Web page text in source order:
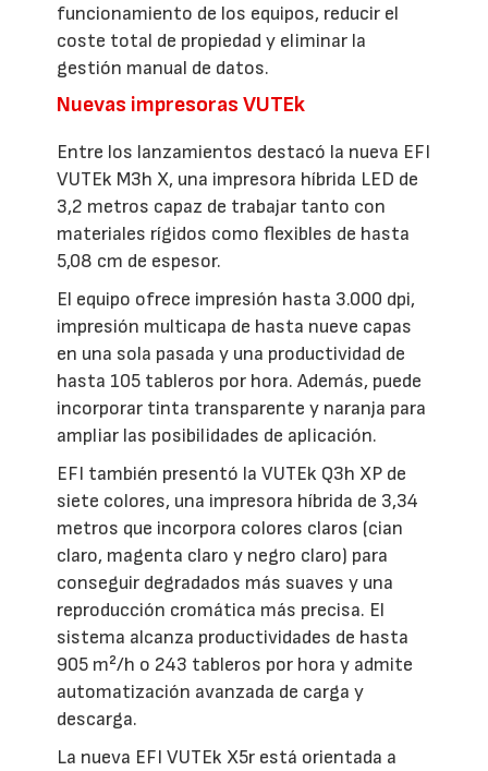
funcionamiento de los equipos, reducir el
coste total de propiedad y eliminar la
gestión manual de datos.
Nuevas impresoras VUTEk
Entre los lanzamientos destacó la nueva EFI
VUTEk M3h X, una impresora híbrida LED de
3,2 metros capaz de trabajar tanto con
materiales rígidos como flexibles de hasta
5,08 cm de espesor.
El equipo ofrece impresión hasta 3.000 dpi,
impresión multicapa de hasta nueve capas
en una sola pasada y una productividad de
hasta 105 tableros por hora. Además, puede
incorporar tinta transparente y naranja para
ampliar las posibilidades de aplicación.
EFI también presentó la VUTEk Q3h XP de
siete colores, una impresora híbrida de 3,34
metros que incorpora colores claros (cian
claro, magenta claro y negro claro) para
conseguir degradados más suaves y una
reproducción cromática más precisa. El
sistema alcanza productividades de hasta
905 m²/h o 243 tableros por hora y admite
automatización avanzada de carga y
descarga.
La nueva EFI VUTEk X5r está orientada a